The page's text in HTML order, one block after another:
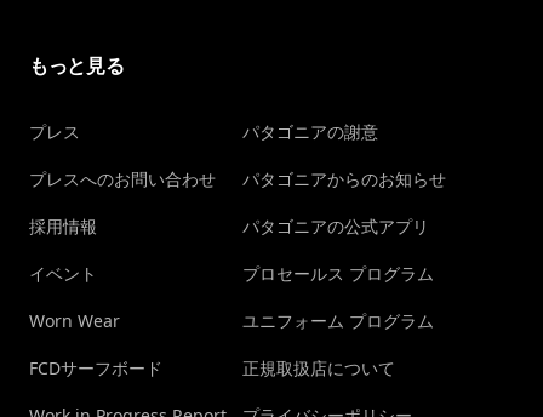
もっと見る
プレス
プレスへのお問い合わせ
採用情報
イベント
Worn Wear
FCDサーフボード
パタゴニアの謝意
パタゴニアからのお知らせ
パタゴニアの公式アプリ
プロセールス プログラム
ユニフォーム プログラム
正規取扱店について